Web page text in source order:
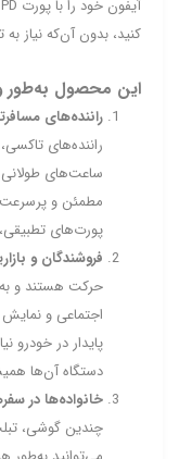
کنید، بدون آن‌که نیاز
این محصول به‌طور
راننده‌های
راننده‌های
ساعت‌های طولانی
پورت‌های
فروشندگان و
حرکت هستند و
اجتماعی و نمایش
پایدار در خودرو
دستگاه آن‌ها
خانواده‌ها در